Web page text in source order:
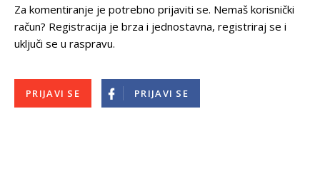
Za komentiranje je potrebno prijaviti se. Nemaš korisnički
račun? Registracija je brza i jednostavna, registriraj se i
uključi se u raspravu.
PRIJAVI SE PRIJAVI SE